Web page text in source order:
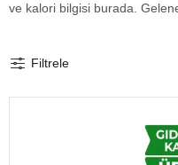
ve kalori bilgisi burada.
Filtrele